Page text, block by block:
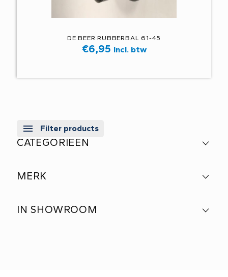
DE BEER RUBBERBAL 61-45
€6,95 Incl. btw
Filter products
CATEGORIEEN
MERK
IN SHOWROOM